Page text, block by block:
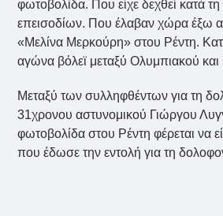
φωτοβολίδα. Που είχε δεχθεί κατά τη
επεισοδίων. Που έλαβαν χώρα έξω
«Μελίνα Μερκούρη» στου Ρέντη.
αγώνα βόλεϊ μεταξύ Ολυμπιακού
Μεταξύ των συλληφθέντων για τη
31χρονου αστυνομικού Γιώργου
φωτοβολίδα στου Ρέντη φέρεται να
που έδωσε την εντολή για τη